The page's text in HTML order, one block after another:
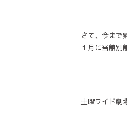
さて、今まで
１月に当館別
土曜ワイド劇